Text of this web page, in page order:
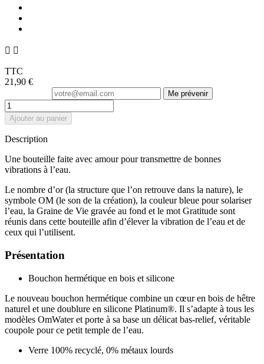
 
TTC
21,90 €
Me prévenir
Ajouter au panier
Description
Une bouteille faite avec amour pour transmettre de bonnes
vibrations à l’eau.
Le nombre d’or (la structure que l’on retrouve dans la nature), le
symbole OM (le son de la création), la couleur bleue pour solariser
l’eau, la Graine de Vie gravée au fond et le mot Gratitude sont
réunis dans cette bouteille afin d’élever la vibration de l’eau et de
ceux qui l’utilisent.
Présentation
Bouchon hermétique en bois et silicone
Le nouveau bouchon hermétique combine un cœur en bois de hêtre
naturel et une doublure en silicone Platinum®. Il s’adapte à tous les
modèles OmWater et porte à sa base un délicat bas-relief, véritable
coupole pour ce petit temple de l’eau.
Verre 100% recyclé, 0% métaux lourds